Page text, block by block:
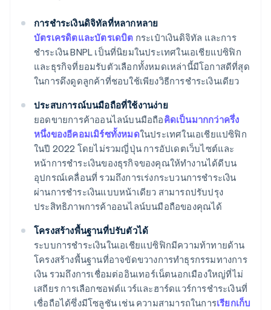
การชำระเงินดิจิทัลที่หลากหลาย
บัตรเครดิตและบัตรเดบิต กระเป๋าเงินดิจิทัล และการ
ชำระเงิน BNPL เป็นที่นิยมในประเทศในเอเชียแปซิฟิก
และธุรกิจที่ยอมรับตัวเลือกทั้งหมดเหล่านี้มีโอกาสดีที่สุด
ในการดึงดูดลูกค้าที่ชอบใช้เพียงวิธีการชำระเงินเดียว
ประสบการณ์บนมือถือที่ใช้งานง่าย
ยอดขายการค้าออนไลน์บนมือถือคิดเป็นมากกว่าครึ่ง
หนึ่งของอีคอมเมิร์ซทั้งหมดในประเทศในเอเชียแปซิฟิก
ในปี 2022 โดยไม่รวมญี่ปุ่น การอัปเดตเว็บไซต์และ
หน้าการชำระเงินของธุรกิจของคุณให้ทำงานได้ดีบน
อุปกรณ์เคลื่อนที่ รวมถึงการเร่งกระบวนการชำระเงิน
ผ่านการชำระเงินแบบหน้าเดียว สามารถปรับปรุง
ประสิทธิภาพการค้าออนไลน์บนมือถือของคุณได้
โครงสร้างพื้นฐานที่ปรับตัวได้
ระบบการชำระเงินในเอเชียแปซิฟิกมีความท้าทายด้าน
โครงสร้างพื้นฐานที่อาจขัดขวางการทำธุรกรรมทางการ
เงิน รวมถึงการเชื่อมต่ออินเทอร์เน็ตนอกเมืองใหญ่ที่ไม่
เสถียร การเลือกซอฟต์แวร์และฮาร์ดแวร์การชำระเงินที่
เชื่อถือได้ซึ่งมีโซลูชัน เช่น ความสามารถในการเรียกเก็บ